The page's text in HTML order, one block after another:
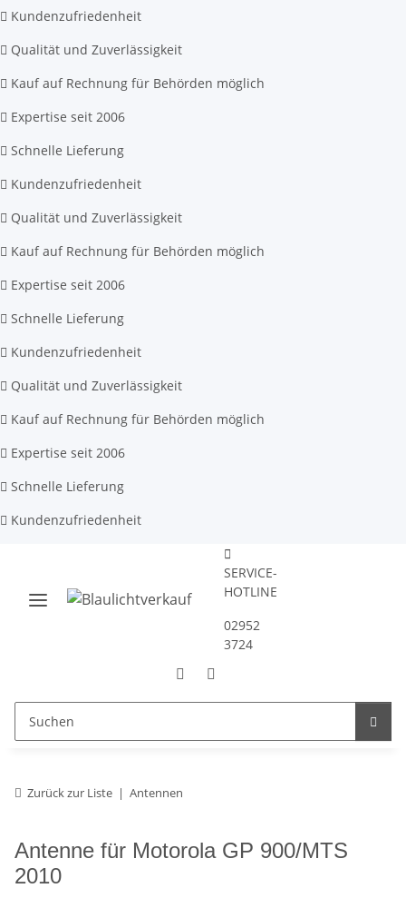
Kundenzufriedenheit
Qualität und Zuverlässigkeit
Kauf auf Rechnung für Behörden möglich
Expertise seit 2006
Schnelle Lieferung
Kundenzufriedenheit
Qualität und Zuverlässigkeit
Kauf auf Rechnung für Behörden möglich
Expertise seit 2006
Schnelle Lieferung
Kundenzufriedenheit
Qualität und Zuverlässigkeit
Kauf auf Rechnung für Behörden möglich
Expertise seit 2006
Schnelle Lieferung
Kundenzufriedenheit
SERVICE-
HOTLINE
02952
3724
Zurück zur Liste Antennen
Antenne für Motorola GP 900/MTS
2010